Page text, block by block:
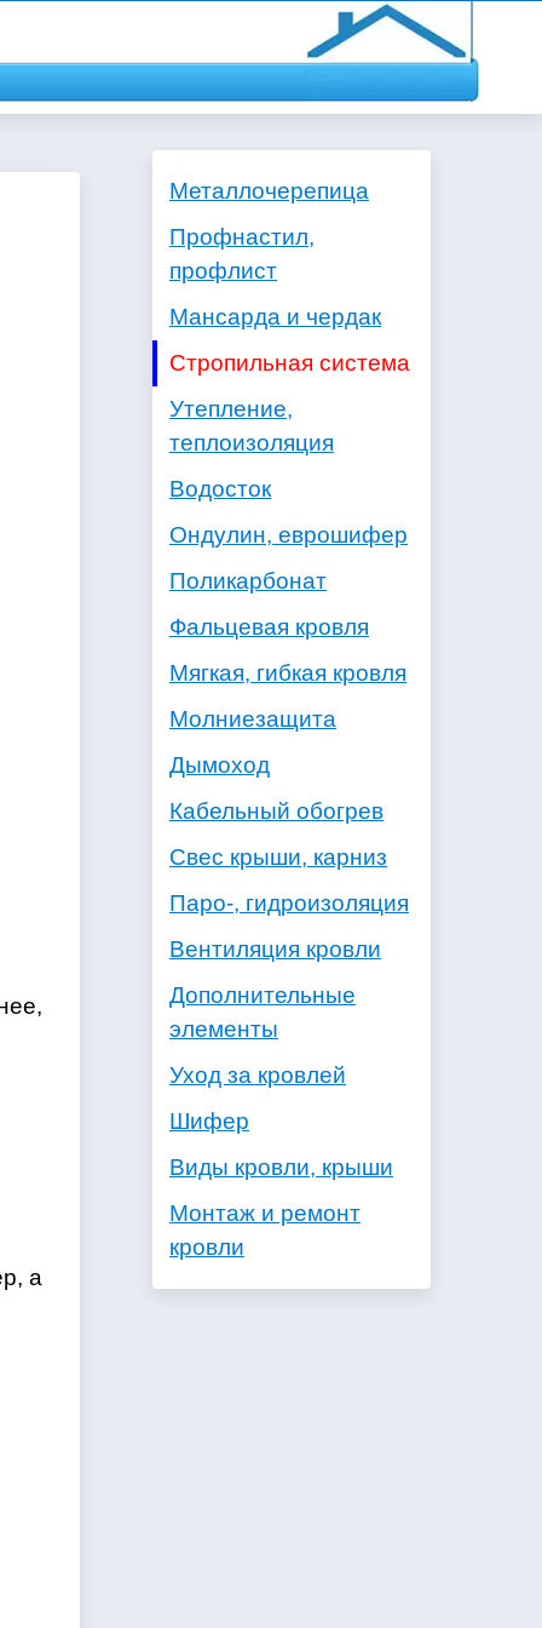
а
Металлочерепица
Профнастил,
профлист
Мансарда и чердак
Стропильная система
Утепление,
теплоизоляция
Водосток
Ондулин, еврошифер
Поликарбонат
Фальцевая кровля
Мягкая, гибкая кровля
Молниезащита
Дымоход
Кабельный обогрев
Свес крыши, карниз
Паро-, гидроизоляция
Вентиляция кровли
Дополнительные
элементы
Уход за кровлей
Шифер
Виды кровли, крыши
Монтаж и ремонт
кровли